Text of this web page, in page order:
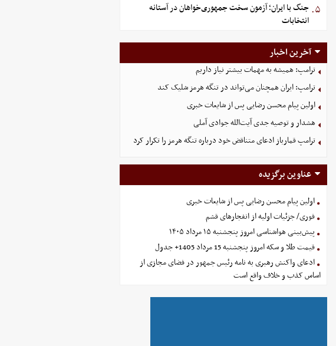
۵. جنگ با ایران؛ آزمون سخت جمهوری‌خواهان در آستانه
انتخابات
آخرین اخبار
ترامپ: همیشه به مهمات بیشتر نیاز داریم
ترامپ: ایران همچنان می‌تواند در تنگه هرمز شلیک کند
اولین پیام محسن رضایی پس از شایعات خبری
هشدار و توصیه جدی آیت‌الله جوادی آملی
ترامپ قمارباز ادعای متناقض خود درباره تنگه هرمز را تکرار کرد
عناوین برگزیده
اولین پیام محسن رضایی پس از شایعات خبری
فوری/ جزئیات اولیه از انفجارهای قشم
پیش‌بینی هواشناسی امروز پنجشنبه ۱۵ مرداد ۱۴۰۵
قیمت طلا و سکه امروز پنجشنبه 15 مرداد 1405+ جدول
ادعای واکنش رهبری به نامه رئیس جمهور در فضای مجازی از
اساس کذب و خلاف واقع است